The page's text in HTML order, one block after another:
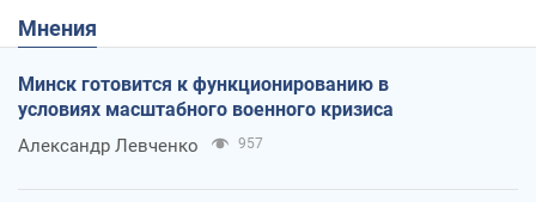
Мнения
Минск готовится к функционированию в
условиях масштабного военного кризиса
Александр Левченко 957